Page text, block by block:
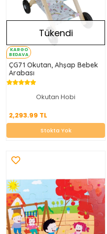
KARGO
BEDAVA
Tükendi
ÇG71 Okutan, Ahşap Bebek
Arabası
Okutan Hobi
2,293.99 TL
2,293.99 TL
Stokta Yok
Stokta Yok